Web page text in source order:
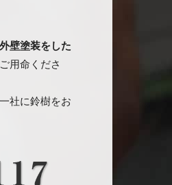
壁塗装をした
用命くださ
社に鈴樹をお